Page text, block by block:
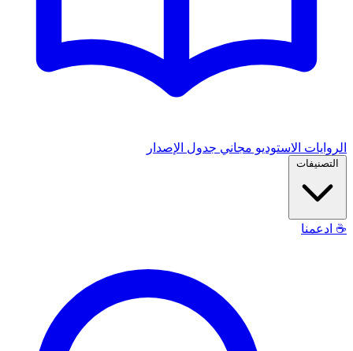
الروايات الاستوديو مجاني جدول الإصدار
التصنيفات
☕ ادعمنا